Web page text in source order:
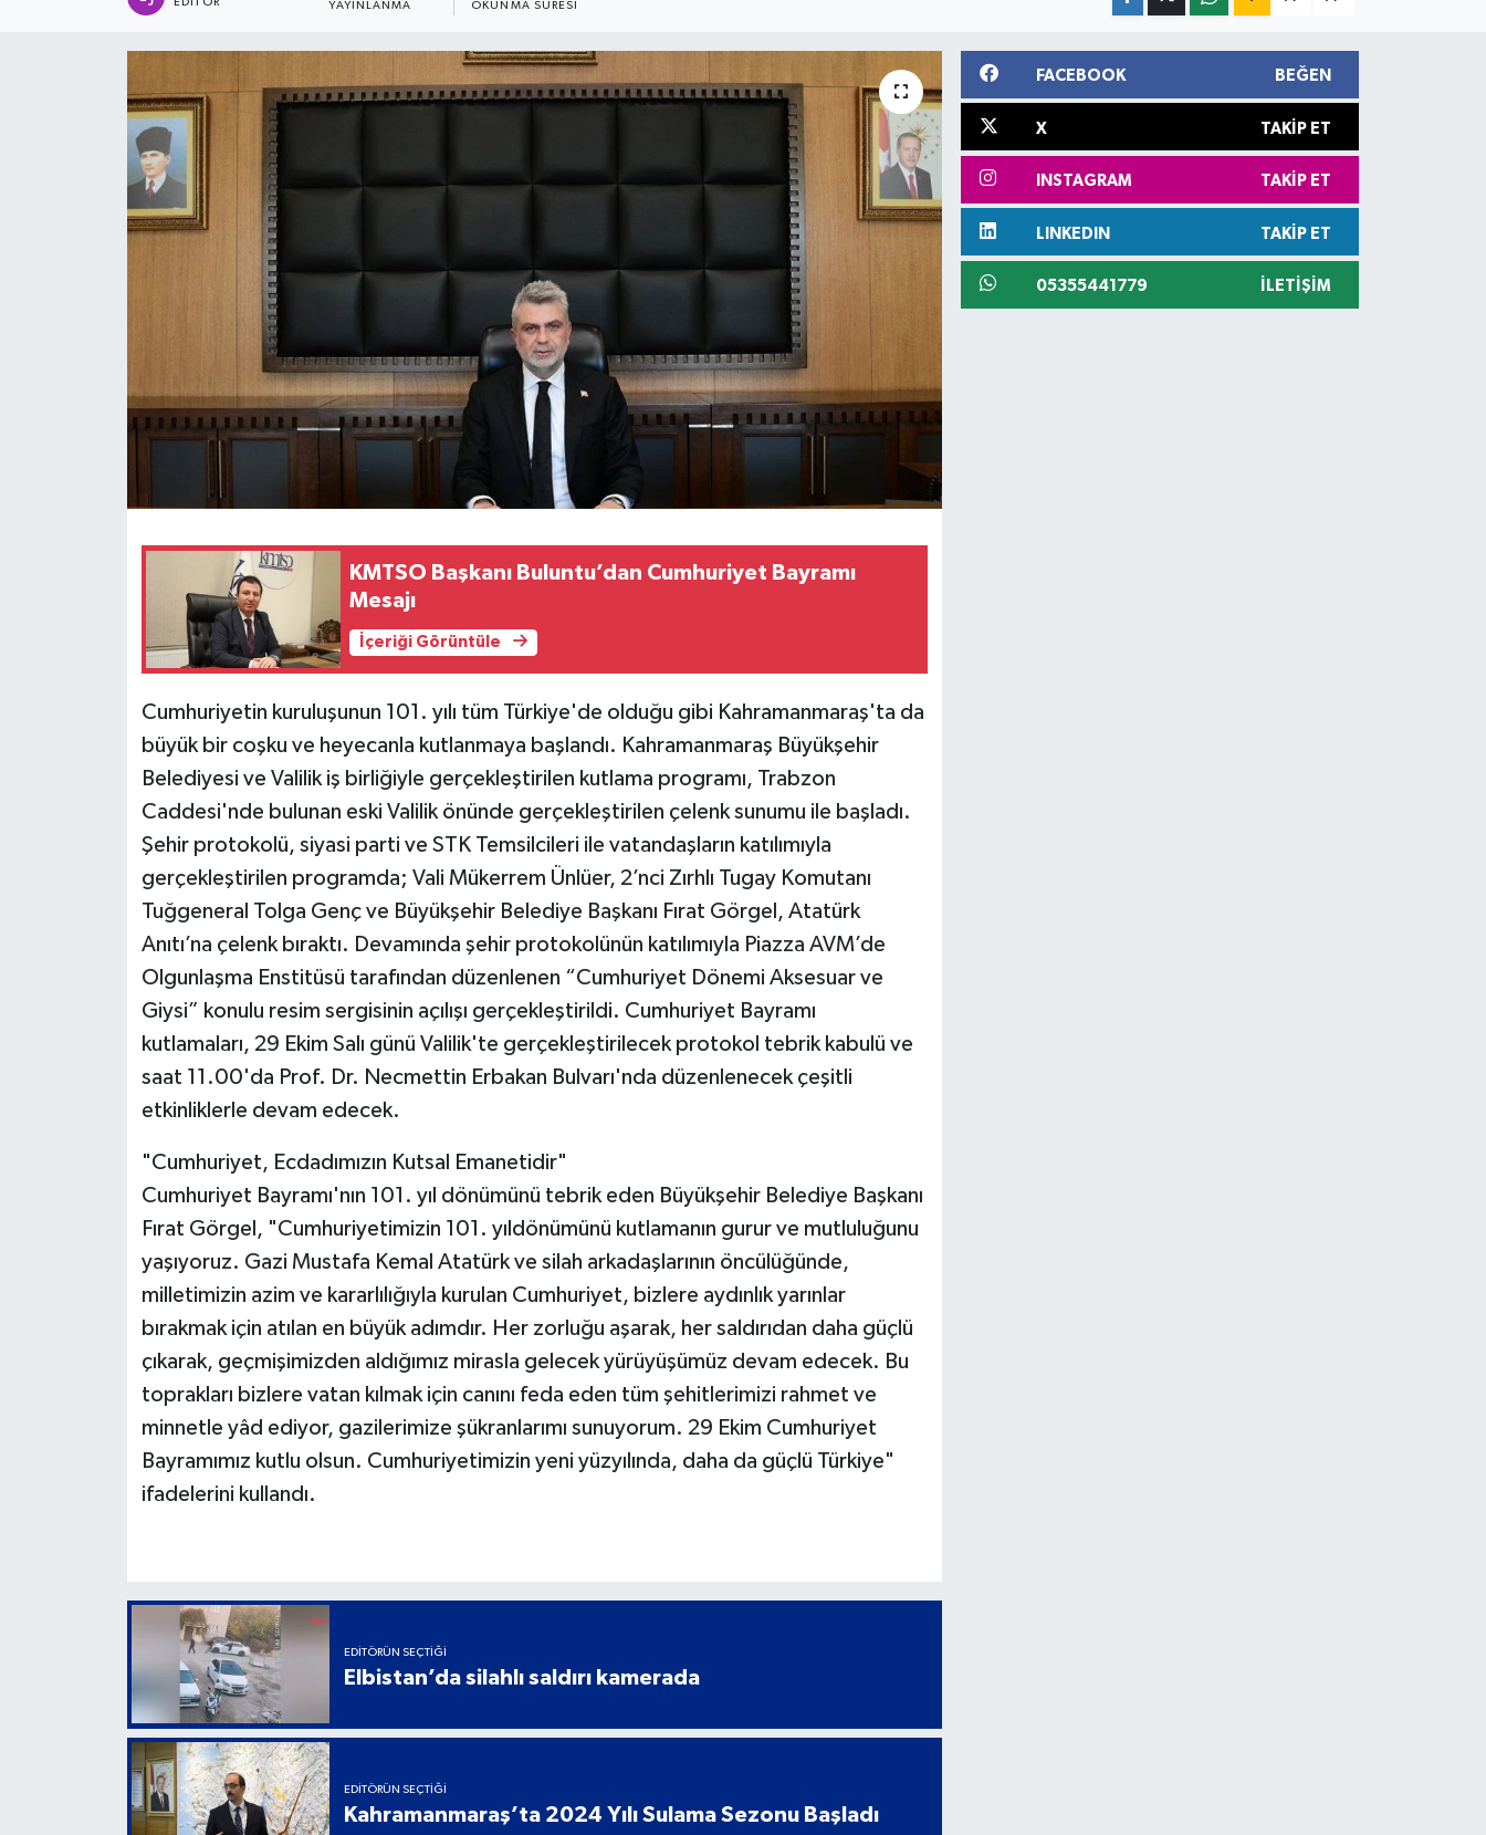
EDITÖR YAYINLANMA OKUNMA SÜRESI
KMTSO Başkanı Buluntu’dan Cumhuriyet Bayramı
Mesajı
İçeriği Görüntüle
Cumhuriyetin kuruluşunun 101. yılı tüm Türkiye'de olduğu gibi Kahramanmaraş'ta da
büyük bir coşku ve heyecanla kutlanmaya başlandı. Kahramanmaraş Büyükşehir
Belediyesi ve Valilik iş birliğiyle gerçekleştirilen kutlama programı, Trabzon
Caddesi'nde bulunan eski Valilik önünde gerçekleştirilen çelenk sunumu ile başladı.
Şehir protokolü, siyasi parti ve STK Temsilcileri ile vatandaşların katılımıyla
gerçekleştirilen programda; Vali Mükerrem Ünlüer, 2’nci Zırhlı Tugay Komutanı
Tuğgeneral Tolga Genç ve Büyükşehir Belediye Başkanı Fırat Görgel, Atatürk
Anıtı’na çelenk bıraktı. Devamında şehir protokolünün katılımıyla Piazza AVM’de
Olgunlaşma Enstitüsü tarafından düzenlenen “Cumhuriyet Dönemi Aksesuar ve
Giysi” konulu resim sergisinin açılışı gerçekleştirildi. Cumhuriyet Bayramı
kutlamaları, 29 Ekim Salı günü Valilik'te gerçekleştirilecek protokol tebrik kabulü ve
saat 11.00'da Prof. Dr. Necmettin Erbakan Bulvarı'nda düzenlenecek çeşitli
etkinliklerle devam edecek.
"Cumhuriyet, Ecdadımızın Kutsal Emanetidir"
Cumhuriyet Bayramı'nın 101. yıl dönümünü tebrik eden Büyükşehir Belediye Başkanı
Fırat Görgel, "Cumhuriyetimizin 101. yıldönümünü kutlamanın gurur ve mutluluğunu
yaşıyoruz. Gazi Mustafa Kemal Atatürk ve silah arkadaşlarının öncülüğünde,
milletimizin azim ve kararlılığıyla kurulan Cumhuriyet, bizlere aydınlık yarınlar
bırakmak için atılan en büyük adımdır. Her zorluğu aşarak, her saldırıdan daha güçlü
çıkarak, geçmişimizden aldığımız mirasla gelecek yürüyüşümüz devam edecek. Bu
toprakları bizlere vatan kılmak için canını feda eden tüm şehitlerimizi rahmet ve
minnetle yâd ediyor, gazilerimize şükranlarımı sunuyorum. 29 Ekim Cumhuriyet
Bayramımız kutlu olsun. Cumhuriyetimizin yeni yüzyılında, daha da güçlü Türkiye"
ifadelerini kullandı.
EDITÖRÜN SEÇTIĞI
Elbistan’da silahlı saldırı kamerada
EDITÖRÜN SEÇTIĞI
Kahramanmaraş’ta 2024 Yılı Sulama Sezonu Başladı
FACEBOOK BEĞEN
X TAKIP ET
INSTAGRAM TAKIP ET
LINKEDIN TAKIP ET
05355441779 İLETIŞIM